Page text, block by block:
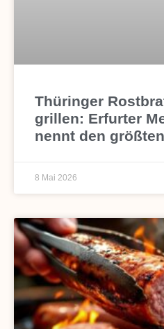
Thüringer
grillen: Erfurter
nennt den
8 Mai 2026